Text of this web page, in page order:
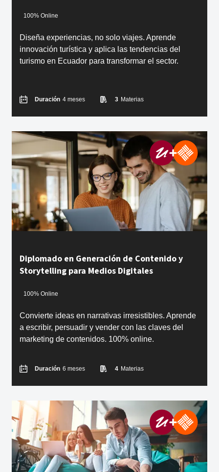
100% Online
Diseña experiencias, no solo viajes. Aprende
innovación turística y aplica las tendencias del
turismo en Ecuador para transformar el sector.
Duración 4 meses 3 Materias
Diplomado en Generación de Contenido y
Storytelling para Medios Digitales
100% Online
Convierte ideas en narrativas irresistibles. Aprende
a escribir, persuadir y vender con las claves del
marketing de contenidos. 100% online.
Duración 6 meses 4 Materias